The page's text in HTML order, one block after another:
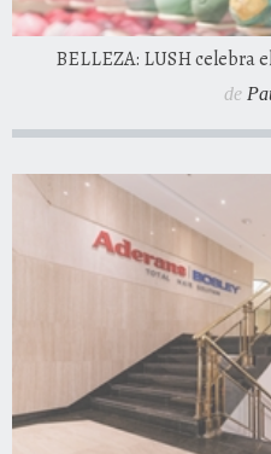
BELLEZA: LUSH celebra
de